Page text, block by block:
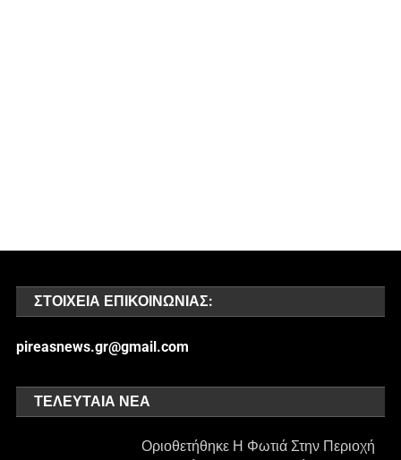
ΣΤΟΙΧΕΊΑ ΕΠΙΚΟΙΝΩΝΊΑΣ:
pireasnews.gr@gmail.com
ΤΕΛΕΥΤΑΊΑ ΝΈΑ
Οριοθετήθηκε Η Φωτιά Στην Περιοχή